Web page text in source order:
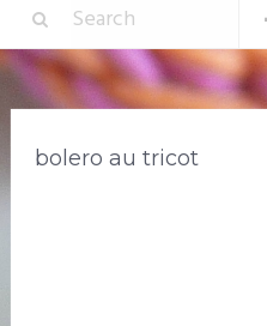
bolero au tricot